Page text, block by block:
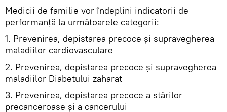
Medicii de familie vor îndeplini indicatorii de
performanță la următoarele categorii:
1. Prevenirea, depistarea precoce și supravegherea
maladiilor cardiovasculare
2. Prevenirea, depistarea precoce și supravegherea
maladiilor Diabetului zaharat
3. Prevenirea, depistarea precoce a stărilor
precanceroase și a cancerului